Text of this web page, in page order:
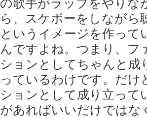
の歌手がラップをやりな
ら、スケボーをしながら
というイメージを作って
んですよね。つまり、フ
ションとしてちゃんと成
っているわけです。だけ
ションとして成り立って
があればいいだけではな